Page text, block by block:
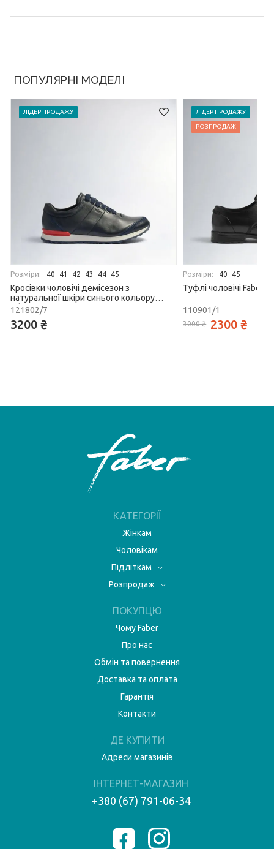
ПОПУЛЯРНІ МОДЕЛІ
ЛІДЕР ПРОДАЖУ
Розміри: 40 41 42 43 44 45
Кросівки чоловічі демісезон з
натуральної шкіри синього кольору
Faber
121802/7
3200 ₴
ЛІДЕР ПРОДАЖУ
РОЗПРОДАЖ
Розміри: 40 45
Туфлі чоловічі Faber
110901/1
3000 ₴ 2300 ₴
КАТЕГОРІЇ
Жінкам
Чоловікам
Підліткам
Розпродаж
ПОКУПЦЮ
Чому Faber
Про нас
Обмін та повернення
Доставка та оплата
Гарантія
Контакти
ДЕ КУПИТИ
Адреси магазинів
ІНТЕРНЕТ-МАГАЗИН
+380 (67) 791-06-34